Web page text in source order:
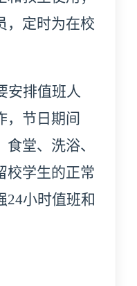
，定时为在校
安排值班人
，节日期间
堂、洗浴、
校学生的正常
24小时值班和